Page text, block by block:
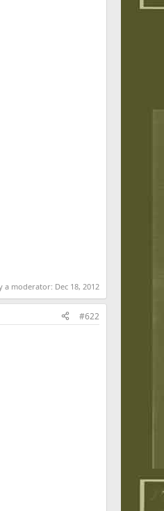
a moderator: Dec 18, 2012
#622